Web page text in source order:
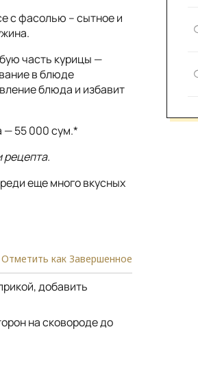
с фасолью – сытное и
часть курицы —
в блюде
блюда и избавит
— 55 000 сум.*
рецепта.
еще много вкусных
Отметить как Завершенное
добавить
на сковороде до